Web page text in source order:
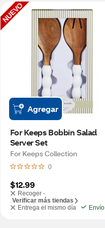
NUEVO
Agregar
For Keeps Bobbin Salad
Server Set
For Keeps Collection
0
$12.99
Recoger -
Verificar más tiendas
Entrega el mismo día
Envío